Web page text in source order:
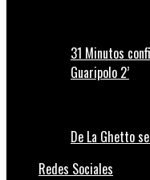
31 Minutos
Guaripolo 2’
De La Ghetto
Redes Sociales